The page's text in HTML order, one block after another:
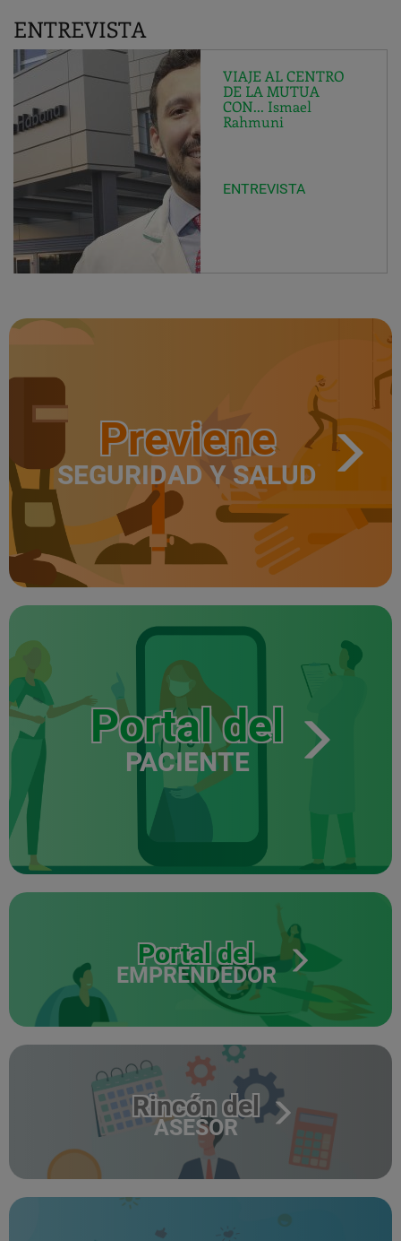
ENTREVISTA
VIAJE AL CENTRO
DE LA MUTUA
CON... Ismael
Rahmuni
ENTREVISTA
Previene
SEGURIDAD Y SALUD
Portal del
PACIENTE
Portal del
EMPRENDEDOR
Rincón del
ASESOR